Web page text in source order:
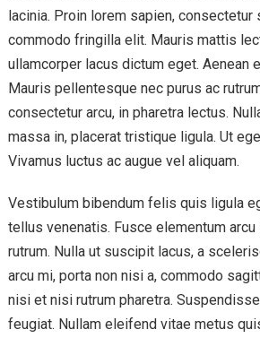
lacinia. Proin lorem sapien,
commodo fringilla elit. Mauris mattis
ullamcorper lacus dictum eget. Aenean
Mauris pellentesque nec purus ac
consectetur arcu, in pharetra lectus.
massa in, placerat tristique ligula. Ut
Vivamus luctus ac augue vel aliquam.
Vestibulum bibendum felis quis ligula
tellus venenatis. Fusce elementum
rutrum. Nulla ut suscipit lacus, a
arcu mi, porta non nisi a, commodo
nisi et nisi rutrum pharetra.
feugiat. Nullam eleifend vitae metus